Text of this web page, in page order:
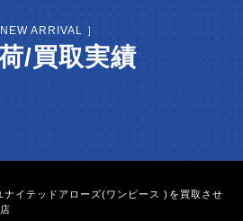
NEW ARRIVAL ］
/買取実績
ナイテッドアローズ(ワンピース )を買取させ